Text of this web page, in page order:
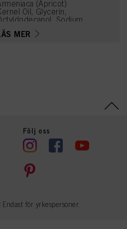
(Apricot)
Oil, Glycerin,
Sodium
Cetearyl Sulfate, Vitis
(Grape) Seed Oil,
MER
Följ oss
för yrkespersoner.